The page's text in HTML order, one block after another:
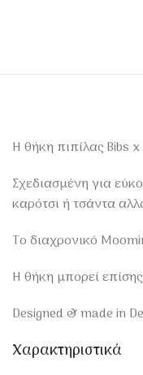
Η θήκη πιπίλας Bibs
Σχεδιασμένη για
καρότσι ή τσάντα
Το διαχρονικό
Η θήκη μπορεί
Designed & made in
Χαρακτηριστικά